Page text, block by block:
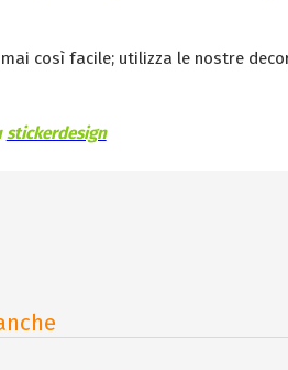
così facile; utilizza le nostre
stickerdesign